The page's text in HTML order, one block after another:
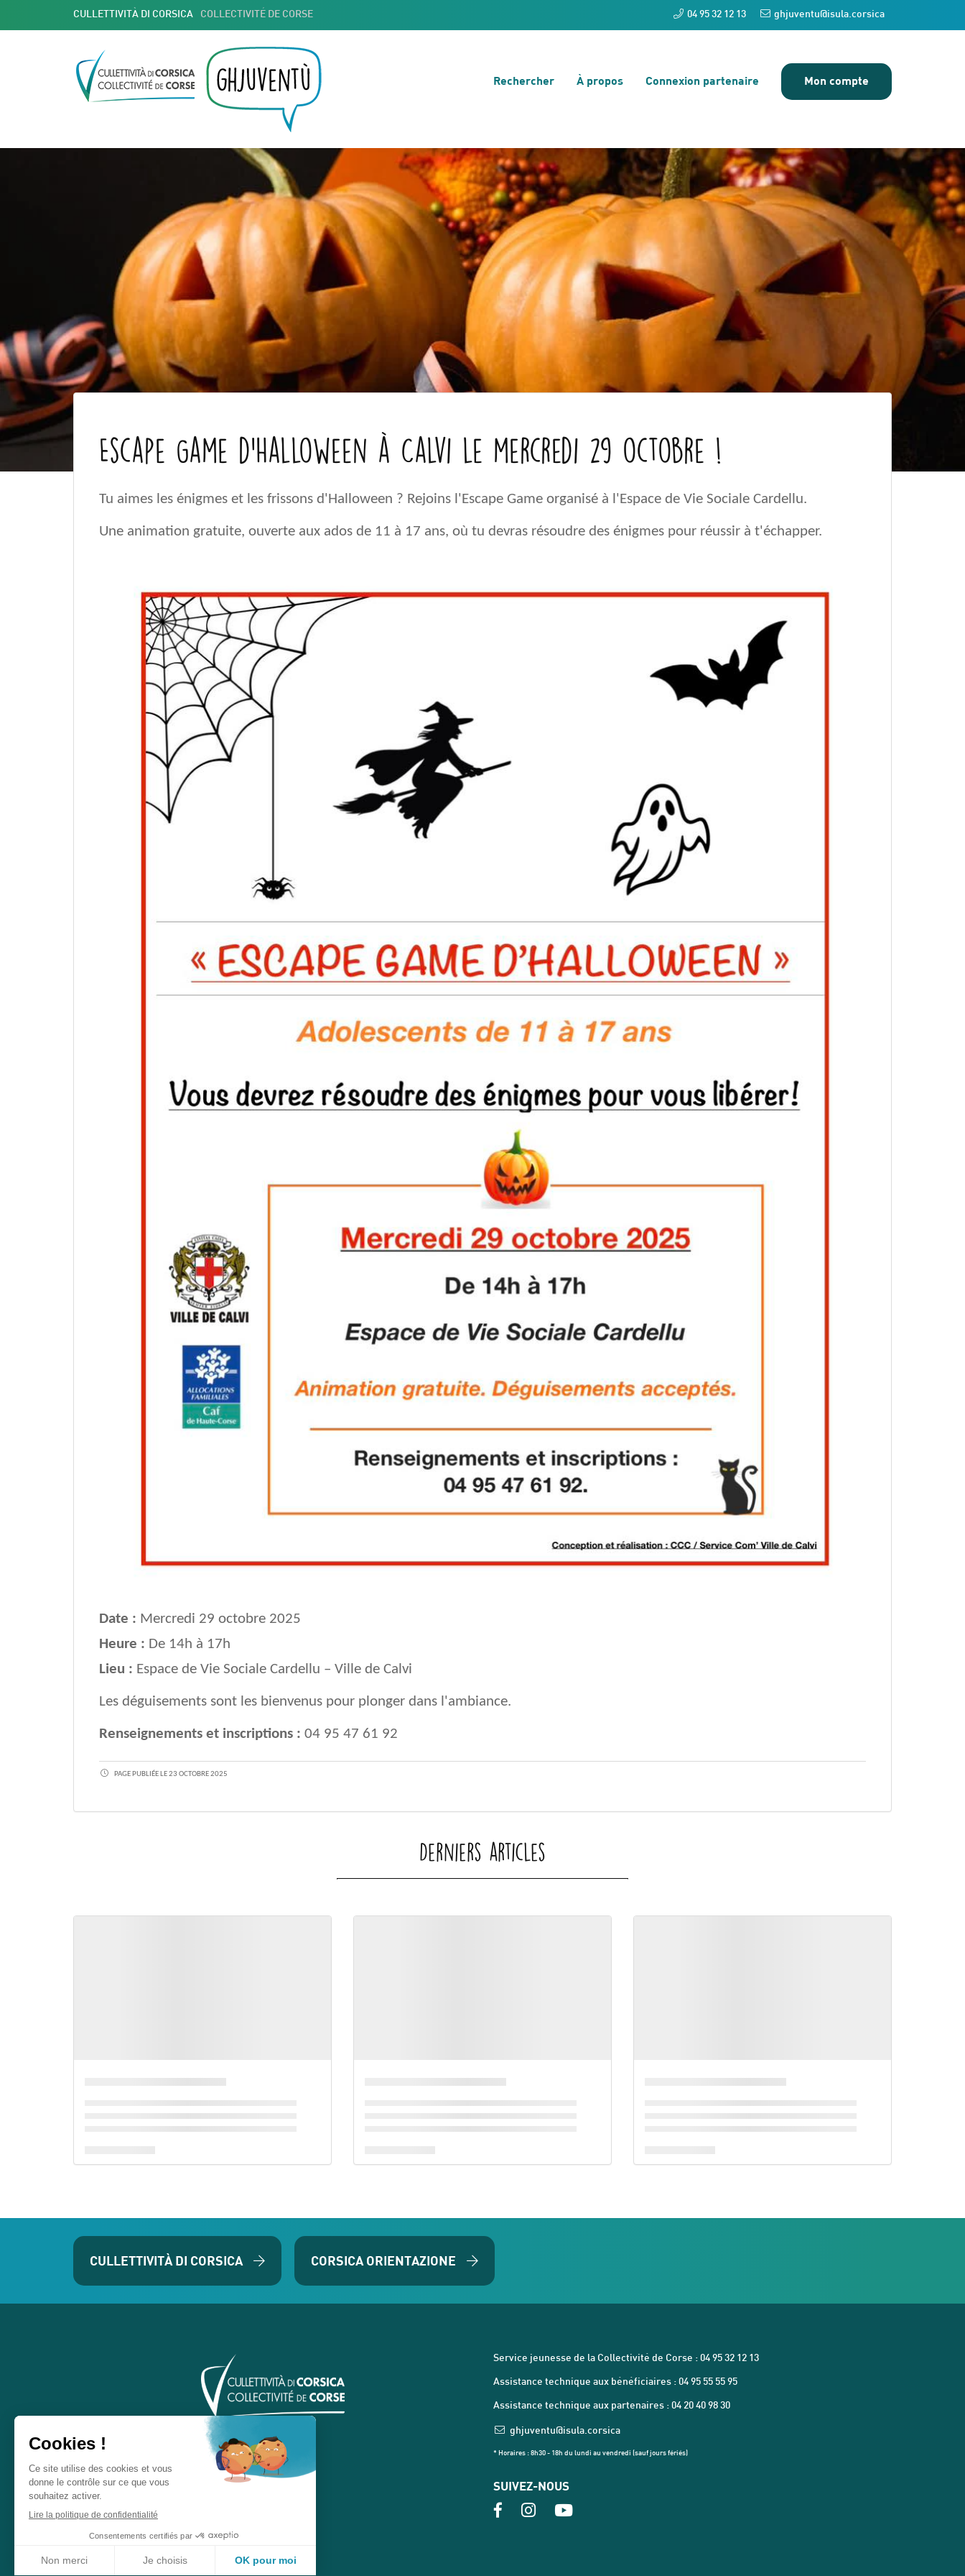
CULLETTIVITÀ DI CORSICA COLLECTIVITÉ DE CORSE 04 95 32 12 13 ghjuventu@isula.corsica
Rechercher À propos Connexion partenaire Mon compte
Escape Game d'Halloween à Calvi le mercredi 29 octobre !
Tu aimes les énigmes et les frissons d'Halloween ? Rejoins l'Escape Game organisé à l'Espace de Vie Sociale Cardellu.
Une animation gratuite, ouverte aux ados de 11 à 17 ans, où tu devras résoudre des énigmes pour réussir à t'échapper.
Date : Mercredi 29 octobre 2025
Heure : De 14h à 17h
Lieu : Espace de Vie Sociale Cardellu – Ville de Calvi
Les déguisements sont les bienvenus pour plonger dans l'ambiance.
Renseignements et inscriptions : 04 95 47 61 92
PAGE PUBLIÉE LE 23 OCTOBRE 2025
Derniers articles
CULLETTIVITÀ DI CORSICA CORSICA ORIENTAZIONE
Service jeunesse de la Collectivité de Corse : 04 95 32 12 13
Assistance technique aux bénéficiaires : 04 95 55 55 95
Assistance technique aux partenaires : 04 20 40 98 30
ghjuventu@isula.corsica
* Horaires : 8h30 - 18h du lundi au vendredi (sauf jours fériés)
SUIVEZ-NOUS